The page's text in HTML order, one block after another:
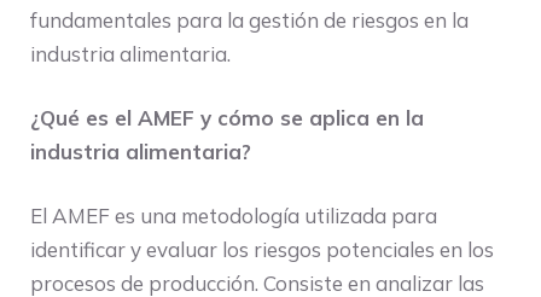
fundamentales para la gestión de riesgos en la
industria alimentaria.
¿Qué es el AMEF y cómo se aplica en la
industria alimentaria?
El AMEF es una metodología utilizada para
identificar y evaluar los riesgos potenciales en los
procesos de producción. Consiste en analizar las